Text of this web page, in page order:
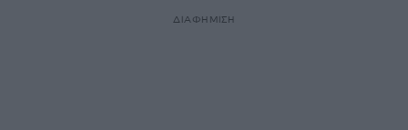
ΔΙΑΦΗΜΙΣΗ